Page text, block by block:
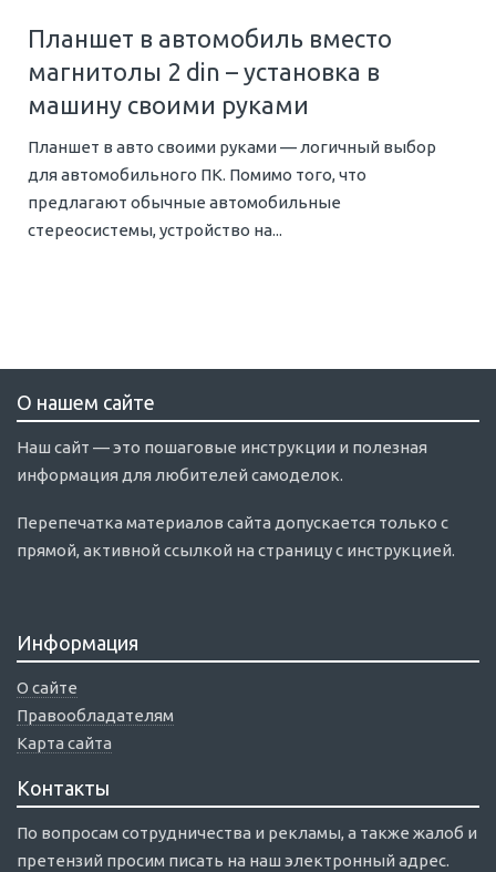
Планшет в автомобиль вместо
магнитолы 2 din – установка в
машину своими руками
Планшет в авто своими руками — логичный выбор
для автомобильного ПК. Помимо того, что
предлагают обычные автомобильные
стереосистемы, устройство на...
О нашем сайте
Наш сайт — это пошаговые инструкции и полезная
информация для любителей самоделок.
Перепечатка материалов сайта допускается только с
прямой, активной ссылкой на страницу с инструкцией.
Информация
О сайте
Правообладателям
Карта сайта
Контакты
По вопросам сотрудничества и рекламы, а также жалоб и
претензий просим писать на наш электронный адрес.